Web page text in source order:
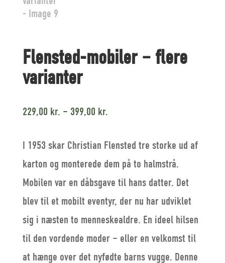
Flensted-mobiler – flere
varianter
229,00 kr. – 399,00 kr.
I 1953 skar Christian Flensted tre storke ud af
karton og monterede dem på to halmstrå.
Mobilen var en dåbsgave til hans datter. Det
blev til et mobilt eventyr, der nu har udviklet
sig i næsten to menneskealdre. En ideel hilsen
til den vordende moder – eller en velkomst til
at hænge over det nyfødte barns vugge. Denne